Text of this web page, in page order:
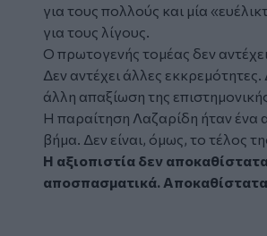
για τους πολλούς και μία
για τους λίγους.
Ο πρωτογενής τομέας δεν
Δεν αντέχει άλλες εκκρεμότητες.
άλλη απαξίωση της
Η παραίτηση Λαζαρίδη ήταν ένα
βήμα. Δεν είναι, όμως, το τέλος
Η αξιοπιστία δεν
αποσπασματικά.